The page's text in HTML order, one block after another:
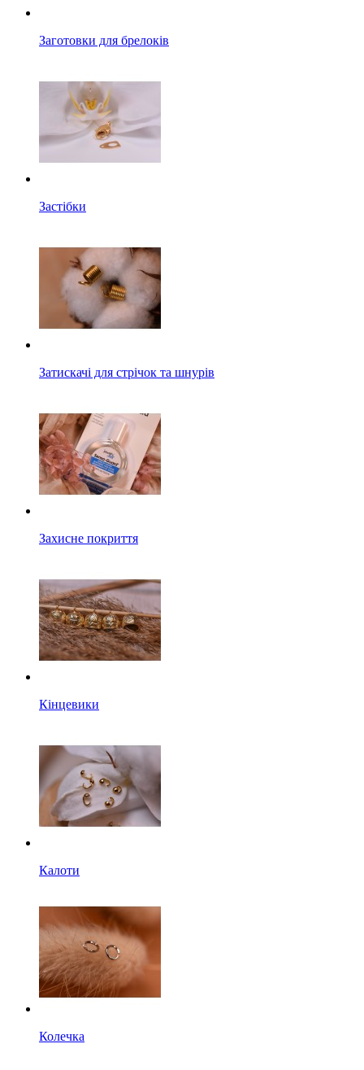
Заготовки для брелоків
Застібки
Затискачі для стрічок та шнурів
Захисне покриття
Кінцевики
Калоти
Колечка